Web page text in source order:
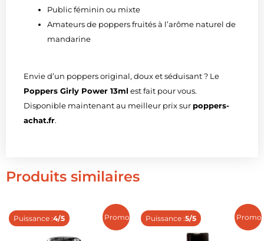
Public féminin ou mixte
Amateurs de poppers fruités à l’arôme naturel de
mandarine
Envie d’un poppers original, doux et séduisant ? Le
Poppers Girly Power 13ml est fait pour vous.
Disponible maintenant au meilleur prix sur poppers-
achat.fr.
Produits similaires
Promo !
Puissance :4/5 Promo
Puissance :5/5